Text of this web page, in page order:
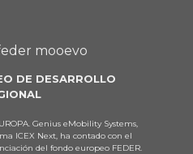
DE DESARROLLO
Genius eMobility Systems,
ICEX Next, ha contado con el
del fondo europeo FEDER.